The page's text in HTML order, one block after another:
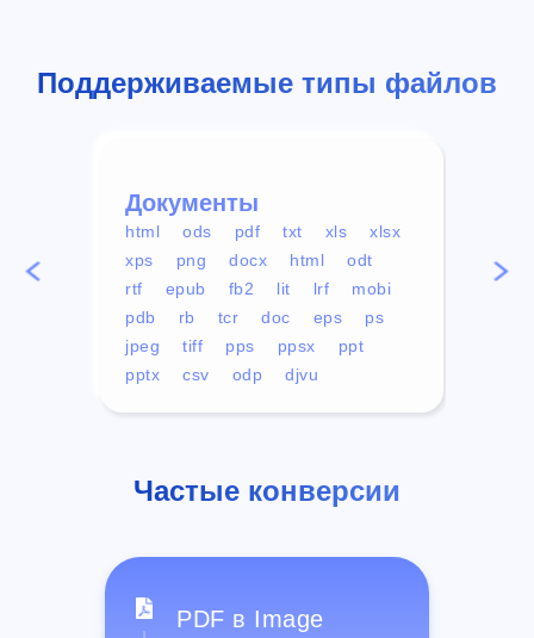
Поддерживаемые типы файлов
Документы
html ods pdf txt xls
xlsx
xps
png docx html
odt
rtf
epub fb2 lit lrf
mobi
pdb
rb tcr doc eps
ps
jpeg
tiff pps ppsx
ppt
pptx
csv odp djvu
mp4
Частые конверсии
PDF в Image